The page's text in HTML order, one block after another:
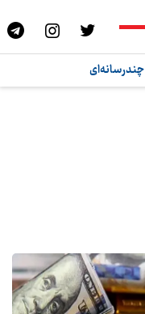
چندرسانه‌ای